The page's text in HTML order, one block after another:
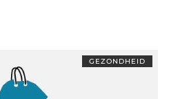
GEZONDHEID